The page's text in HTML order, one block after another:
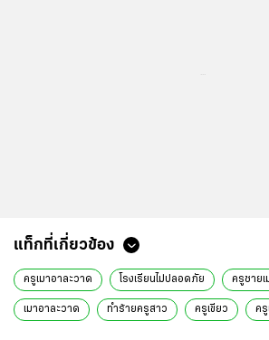
ข่าวที่เกี่ยวข้อง
ครูเขียวจอมอาละวาด ยังล่องหน เบี้ยวพบตำรว
มาอีก ครูเขียวจอมอาละวาด ปรี่เอาเรื่องครูชาย